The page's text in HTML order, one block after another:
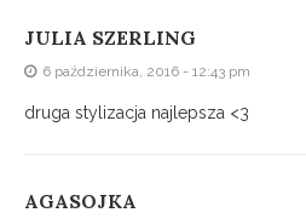
JULIA SZERLING
6 października, 2016 - 12:43 pm
druga stylizacja najlepsza <3
AGASOJKA